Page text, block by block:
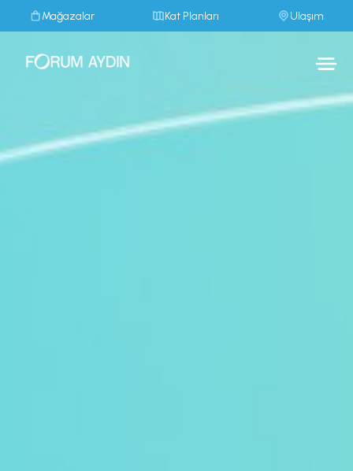
Mağazalar Kat Planları Ulaşım